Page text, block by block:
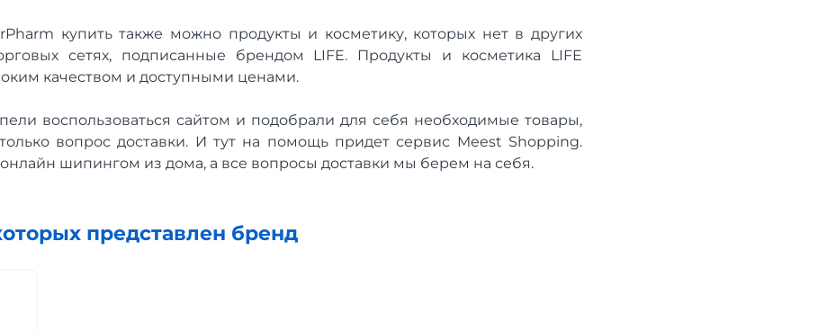
купить также можно продукты и косметику, которых нет в других
сетях, подписанные брендом LIFE. Продукты и косметика LIFE
качеством и доступными ценами.
воспользоваться сайтом и подобрали для себя необходимые товары,
только вопрос доставки. И тут на помощь придет сервис Meest Shopping.
шипингом из дома, а все вопросы доставки мы берем на себя.
представлен бренд